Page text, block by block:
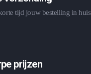
tijd jouw bestelling in huis
prijzen